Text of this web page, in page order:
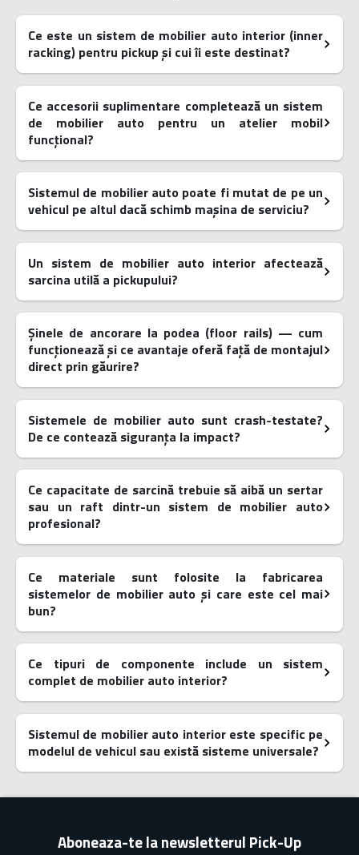
Ce este un sistem de mobilier auto interior (inner
racking) pentru pickup și cui îi este destinat?
Ce accesorii suplimentare completează un sistem
de mobilier auto pentru un atelier mobil
funcțional?
Sistemul de mobilier auto poate fi mutat de pe un
vehicul pe altul dacă schimb mașina de serviciu?
Un sistem de mobilier auto interior afectează
sarcina utilă a pickupului?
Șinele de ancorare la podea (floor rails) — cum
funcționează și ce avantaje oferă față de montajul
direct prin găurire?
Sistemele de mobilier auto sunt crash-testate?
De ce contează siguranța la impact?
Ce capacitate de sarcină trebuie să aibă un sertar
sau un raft dintr-un sistem de mobilier auto
profesional?
Ce materiale sunt folosite la fabricarea
sistemelor de mobilier auto și care este cel mai
bun?
Ce tipuri de componente include un sistem
complet de mobilier auto interior?
Sistemul de mobilier auto interior este specific pe
modelul de vehicul sau există sisteme universale?
Aboneaza-te la newsletterul Pick-Up